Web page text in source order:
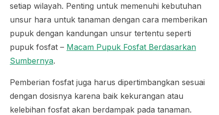
setiap wilayah. Penting untuk memenuhi kebutuhan
unsur hara untuk tanaman dengan cara memberikan
pupuk dengan kandungan unsur tertentu seperti
pupuk fosfat – Macam Pupuk Fosfat Berdasarkan
Sumbernya.
Pemberian fosfat juga harus dipertimbangkan sesuai
dengan dosisnya karena baik kekurangan atau
kelebihan fosfat akan berdampak pada tanaman.